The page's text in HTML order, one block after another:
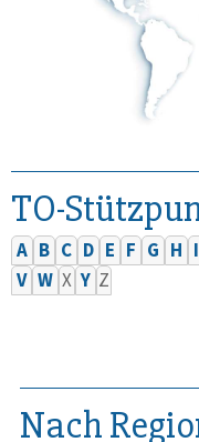
TO-
A B C D E F G H I
V W X Y Z
Nach